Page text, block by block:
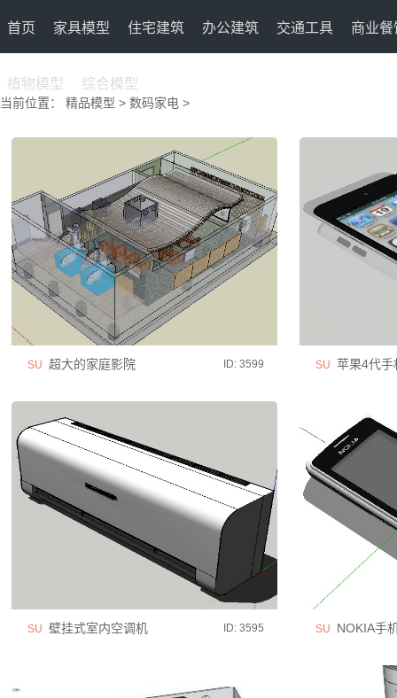
首页 家具模型 住宅建筑 办公建筑 交通工具 商业餐
植物模型 综合模型
当前位置： 精品模型 > 数码家电 >
SU 超大的家庭影院 ID: 3599 SU 苹果4代手
SU 壁挂式室内空调机 ID: 3595 SU NOKIA手